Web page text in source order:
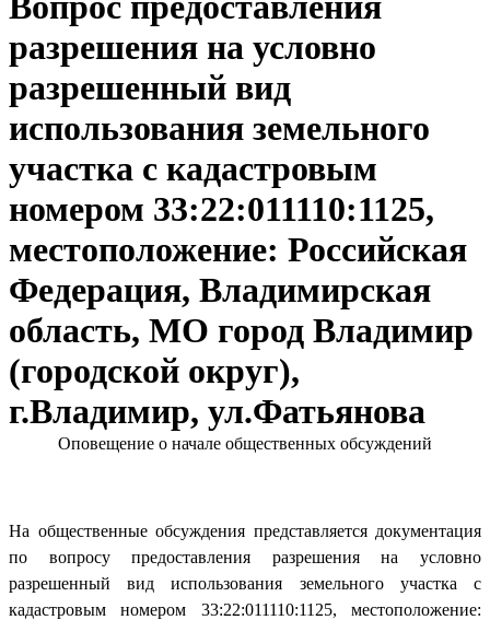
разрешения на условно
разрешенный вид
использования земельного
участка с кадастровым
номером 33:22:011110:1125,
местоположение: Российская
Федерация, Владимирская
область, МО город Владимир
(городской округ),
г.Владимир, ул.Фатьянова
Оповещение о начале общественных обсуждений
На общественные обсуждения представляется документация
по вопросу предоставления разрешения на условно
разрешенный вид использования земельного участка с
кадастровым номером 33:22:011110:1125, местоположение: